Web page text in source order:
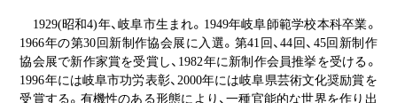
1929(昭和4)年、岐阜市生まれ。1949年岐阜師範学校本科卒業。
1966年の第30回新制作協会展に入選。第41回、44回、45回新制作
協会展で新作家賞を受賞し、1982年に新制作会員推挙を受ける。
1996年には岐阜市功労表彰、2000年には岐阜県芸術文化奨励賞を
受賞する。有機性のある形態により、一種官能的な世界を作り出